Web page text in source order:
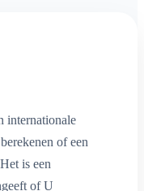
internationale
of een
is een
of U